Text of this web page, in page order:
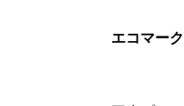
エコマー